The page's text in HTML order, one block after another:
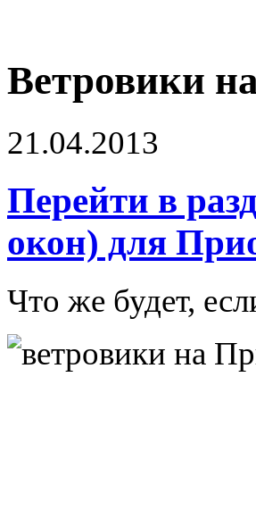
Ветровики
21.04.2013
Перейти в
окон) для
Что же будет,